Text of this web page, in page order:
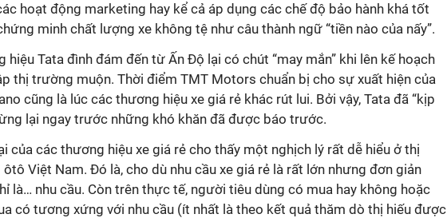
hoạt động marketing hay kể cả áp dụng các chế độ bảo hành khá tốt
minh chất lượng xe không tệ như câu thành ngữ “tiền nào của nấy”.
hiệu Tata đình đám đến từ Ấn Độ lại có chút “may mắn” khi lên kế hoạch
thị trường muộn. Thời điểm TMT Motors chuẩn bị cho sự xuất hiện của
cũng là lúc các thương hiệu xe giá rẻ khác rút lui. Bởi vậy, Tata đã “kịp
lại ngay trước những khó khăn đã được báo trước.
của các thương hiệu xe giá rẻ cho thấy một nghịch lý rất dễ hiểu ở thị
Việt Nam. Đó là, cho dù nhu cầu xe giá rẻ là rất lớn nhưng đơn giản
là… nhu cầu. Còn trên thực tế, người tiêu dùng có mua hay không hoặc
có tương xứng với nhu cầu (ít nhất là theo kết quả thăm dò thị hiếu được